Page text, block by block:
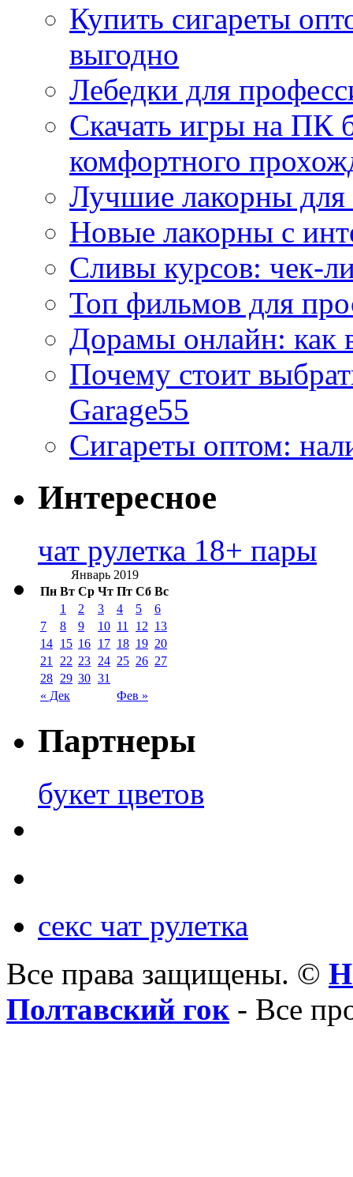
Купить сигареты
выгодно
Лебедки для
Скачать игры на ПК
комфортного
Лучшие лакорны для
Новые лакорны с
Сливы курсов: чек-
Топ фильмов для
Дорамы онлайн: как
Почему стоит
Garage55
Сигареты оптом:
Интересное
чат рулетка 18+ пары
Январь 2019
Пн Вт Ср Чт Пт Сб Вс
« Дек Фев »
1 2 3 4 5
6
7
8 9 10 11 12 13
14 15 16 17 18 19 20
21
22 23 24 25 26 27
28 29 30 31
Партнеры
букет цветов
секс чат рулетка
Все права защищены. ©
Полтавский гок- Все